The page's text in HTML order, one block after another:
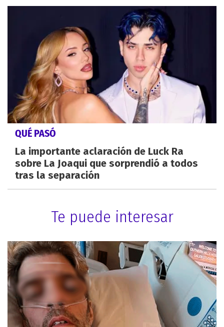
QUÉ PASÓ
La importante aclaración de Luck Ra
sobre La Joaqui que sorprendió a todos
tras la separación
Te puede interesar